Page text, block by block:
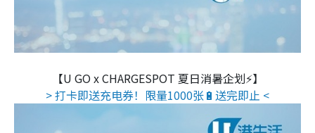
【U GO x CHARGESPOT 夏日消暑企划⚡】
> 打卡即送充电券！限量1000张🔋送完即止 <